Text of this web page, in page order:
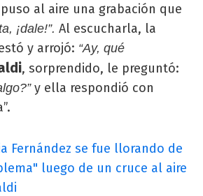
al aire una grabación que
¡dale!”. Al escucharla, la
y arrojó: “Ay, qué
, sorprendido, le preguntó:
y ella respondió con
Fernández se fue llorando de
luego de un cruce al aire